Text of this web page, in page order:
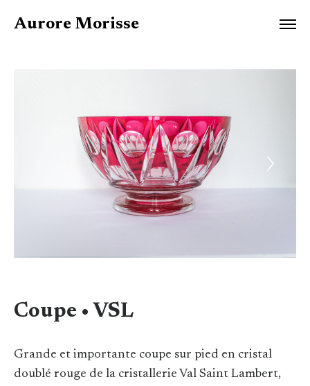
Aurore Morisse
Coupe • VSL
Grande et importante coupe sur pied en cristal
doublé rouge de la cristallerie Val Saint Lambert,